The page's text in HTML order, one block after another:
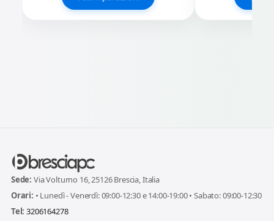
Sede: Via Volturno 16, 25126 Brescia, Italia
Orari: • Lunedì - Venerdì: 09:00-12:30 e 14:00-19:00 • Sabato: 09:00-12:30
Tel: 3206164278